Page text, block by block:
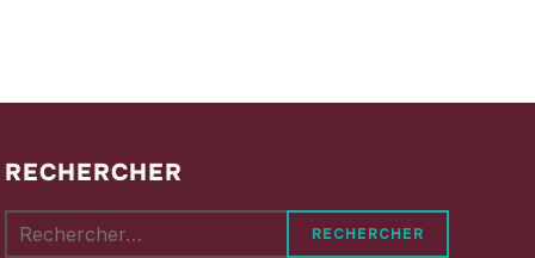
RECHERCHER
Rechercher :